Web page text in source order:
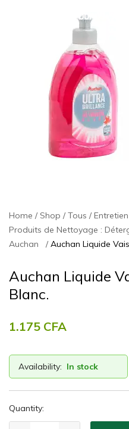
Home Shop Tous
Produits de Nettoyage :
Auchan
Auchan Liquide
Auchan Liquide
Blanc.
1.175 CFA
Availability: In stock
Quantity:
bonus-